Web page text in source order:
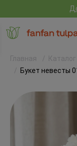
Главная
Букет невесты